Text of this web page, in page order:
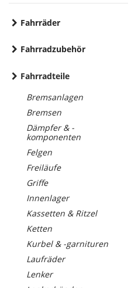
Fahrräder
Fahrradzubehör
Fahrradteile
Bremsanlagen
Bremsen
Dämpfer & -
komponenten
Felgen
Freiläufe
Griffe
Innenlager
Kassetten & Ritzel
Ketten
Kurbel & -garnituren
Laufräder
Lenker